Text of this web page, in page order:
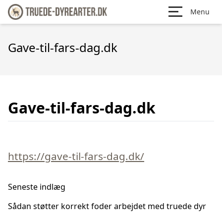
Menu
Gave-til-fars-dag.dk
Gave-til-fars-dag.dk
https://gave-til-fars-dag.dk/
Seneste indlæg
Sådan støtter korrekt foder arbejdet med truede dyr